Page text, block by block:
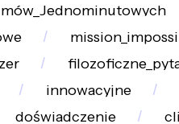
innowacyjne
doświadczenie